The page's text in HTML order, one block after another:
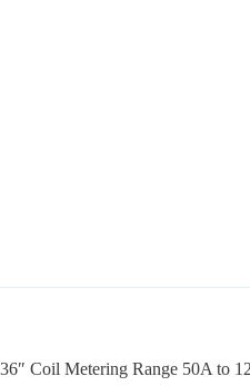
36″ Coil Metering Range 50A to